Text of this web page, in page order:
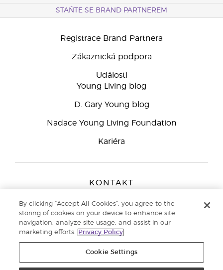
STAŇTE SE BRAND PARTNEREM
Registrace Brand Partnera
Zákaznická podpora
Události
Young Living blog
D. Gary Young blog
Nadace Young Living Foundation
Kariéra
KONTAKT
Peizerweg 97
9727 AJ Groningen
Netherlands
Zákaznická podpora800 144 066
By clicking “Accept All Cookies”, you agree to the
storing of cookies on your device to enhance site
navigation, analyze site usage, and assist in our
marketing efforts.
Privacy Policy
Cookie Settings